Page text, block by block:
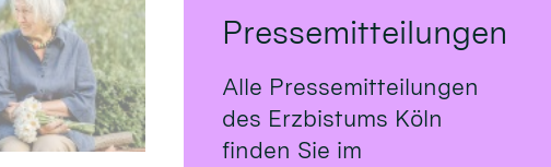
Pressemitteilungen
Alle Pressemitteilungen
des Erzbistums Köln
finden Sie im